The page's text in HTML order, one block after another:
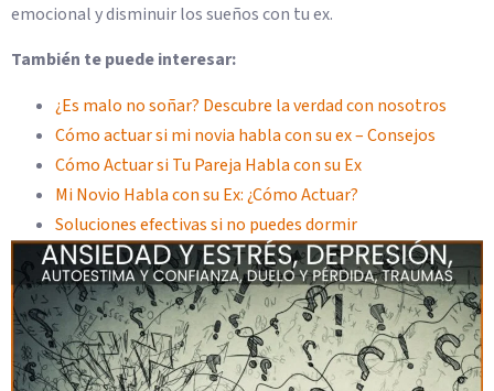
emocional y disminuir los sueños con tu ex.
También te puede interesar:
¿Es malo no soñar? Descubre la verdad con nosotros
Cómo actuar si mi novia habla con su ex – Consejos
Cómo Actuar si Tu Pareja Habla con su Ex
Mi Novio Habla con su Ex: ¿Cómo Actuar?
Soluciones efectivas si no puedes dormir